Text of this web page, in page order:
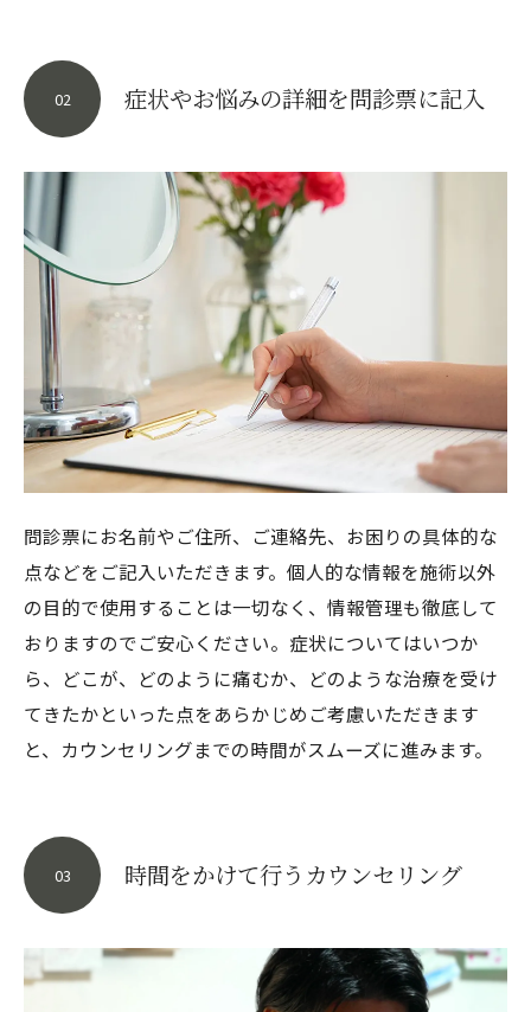
症状やお悩みの詳細を問診票に記入
02
問診票にお名前やご住所、ご連絡先、お困りの具体的な
点などをご記入いただきます。個人的な情報を施術以外
の目的で使用することは一切なく、情報管理も徹底して
おりますのでご安心ください。症状についてはいつか
ら、どこが、どのように痛むか、どのような治療を受け
てきたかといった点をあらかじめご考慮いただきます
と、カウンセリングまでの時間がスムーズに進みます。
時間をかけて行うカウンセリング
03